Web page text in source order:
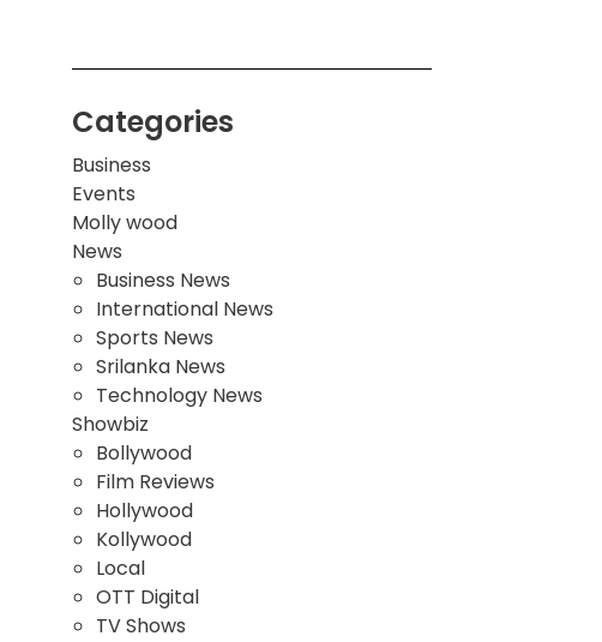
Categories
Business
Events
Molly wood
News
Business News
International News
Sports News
Srilanka News
Technology News
Showbiz
Bollywood
Film Reviews
Hollywood
Kollywood
Local
OTT Digital
TV Shows